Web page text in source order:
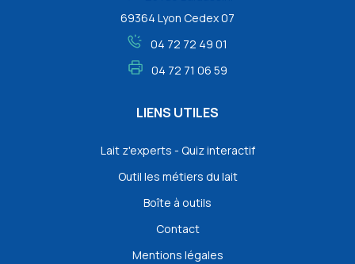
69364 Lyon Cedex 07
04 72 72 49 01
04 72 71 06 59
LIENS UTILES
Lait z'experts - Quiz interactif
Outil les métiers du lait
Boîte à outils
Contact
Mentions légales